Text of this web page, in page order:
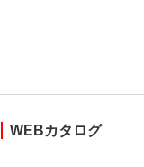
WEBカタログ